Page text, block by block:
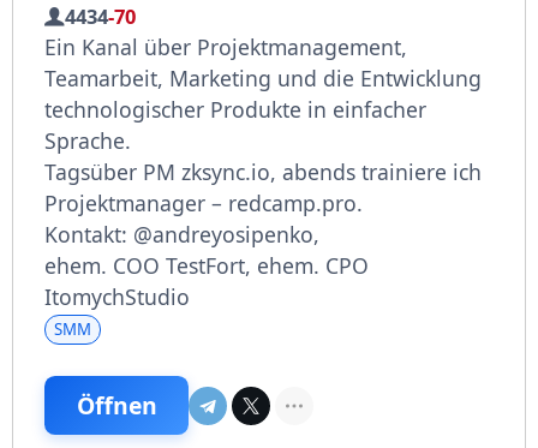
4434-70
Ein Kanal über Projektmanagement,
Teamarbeit, Marketing und die Entwicklung
technologischer Produkte in einfacher
Sprache.
Tagsüber PM zksync.io, abends trainiere ich
Projektmanager – redcamp.pro.
Kontakt: @andreyosipenko,
ehem. COO TestFort, ehem. CPO
ItomychStudio
SMM
Öffnen